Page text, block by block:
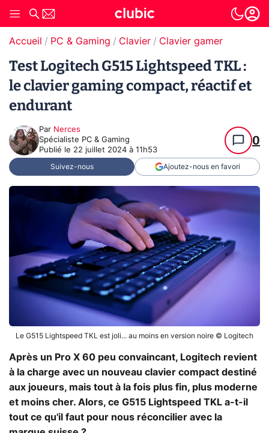
Accueil PC & Gaming Clavier Clavier gamer
Test Logitech G515 Lightspeed TKL :
le clavier gaming compact, réactif et
endurant
Par Nerces
Spécialiste PC & Gaming
Publié le 22 juillet 2024 à 11h53
0
Suivez-nous Ajoutez-nous en favori
Le G515 Lightspeed TKL est joli... au moins en version noire © Logitech
Après un Pro X 60 peu convaincant, Logitech revient
à la charge avec un nouveau clavier compact destiné
aux joueurs, mais tout à la fois plus fin, plus moderne
et moins cher. Alors, ce G515 Lightspeed TKL a-t-il
tout ce qu'il faut pour nous réconcilier avec la